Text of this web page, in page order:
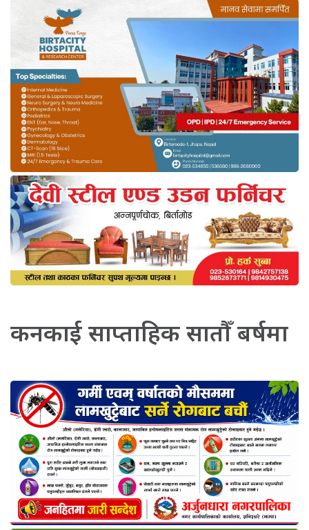
कनकाई साप्ताहिक सातौँ बर्षमा